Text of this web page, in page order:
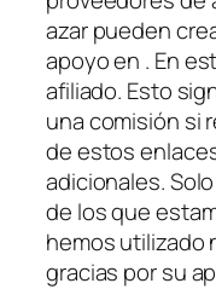
azar pueden
apoyo en . En
afiliado. Esto
una comisión si
de estos
adicionales.
de los que
hemos utilizado
gracias por su